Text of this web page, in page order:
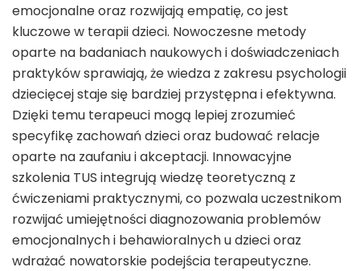
emocjonalne oraz rozwijają empatię, co jest
kluczowe w terapii dzieci. Nowoczesne metody
oparte na badaniach naukowych i doświadczeniach
praktyków sprawiają, że wiedza z zakresu psychologii
dziecięcej staje się bardziej przystępna i efektywna.
Dzięki temu terapeuci mogą lepiej zrozumieć
specyfikę zachowań dzieci oraz budować relacje
oparte na zaufaniu i akceptacji. Innowacyjne
szkolenia TUS integrują wiedzę teoretyczną z
ćwiczeniami praktycznymi, co pozwala uczestnikom
rozwijać umiejętności diagnozowania problemów
emocjonalnych i behawioralnych u dzieci oraz
wdrażać nowatorskie podejścia terapeutyczne.